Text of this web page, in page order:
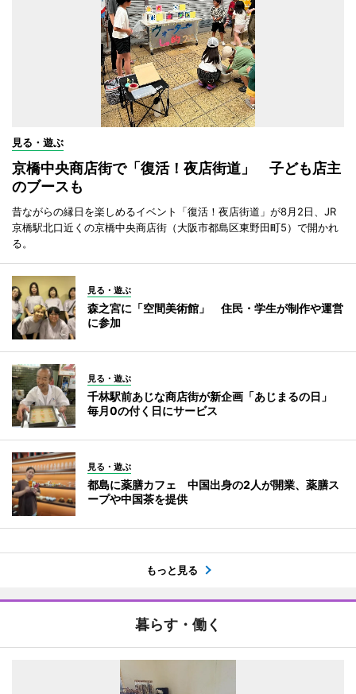
見る・遊ぶ
京橋中央商店街で「復活！夜店街道」 子ども店主
のブースも
昔ながらの縁日を楽しめるイベント「復活！夜店街道」が8月2日、JR
京橋駅北口近くの京橋中央商店街（大阪市都島区東野田町5）で開かれ
る。
見る・遊ぶ
森之宮に「空間美術館」 住民・学生が制作や運営
に参加
見る・遊ぶ
千林駅前あじな商店街が新企画「あじまるの日」
毎月0の付く日にサービス
見る・遊ぶ
都島に薬膳カフェ 中国出身の2人が開業、薬膳ス
ープや中国茶を提供
もっと見る
暮らす・働く